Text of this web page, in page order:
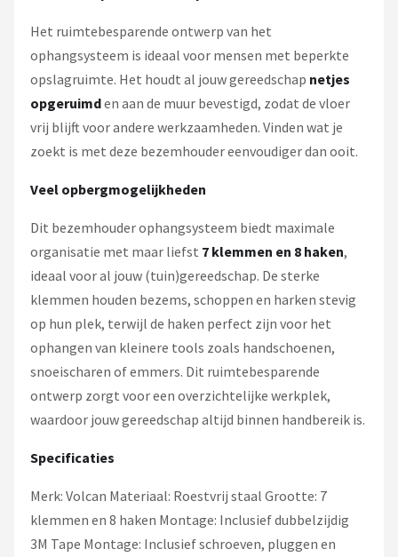
Het ruimtebesparende ontwerp van het
ophangsysteem is ideaal voor mensen met beperkte
opslagruimte. Het houdt al jouw gereedschap netjes
opgeruimden aan de muur bevestigd, zodat de vloer
vrij blijft voor andere werkzaamheden. Vinden wat je
zoekt is met deze bezemhouder eenvoudiger dan ooit.
Veel opbergmogelijkheden
Dit bezemhouder ophangsysteem biedt maximale
organisatie met maar liefst 7 klemmen en 8 haken,
ideaal voor al jouw (tuin)gereedschap. De sterke
klemmen houden bezems, schoppen en harken stevig
op hun plek, terwijl de haken perfect zijn voor het
ophangen van kleinere tools zoals handschoenen,
snoeischaren of emmers. Dit ruimtebesparende
ontwerp zorgt voor een overzichtelijke werkplek,
waardoor jouw gereedschap altijd binnen handbereik is.
Specificaties
Merk: Volcan Materiaal: Roestvrij staal Grootte: 7
klemmen en 8 haken Montage: Inclusief dubbelzijdig
3M Tape Montage: Inclusief schroeven, pluggen en